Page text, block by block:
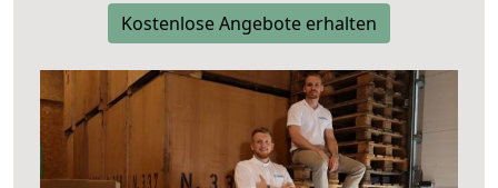
Kostenlose Angebote erhalten